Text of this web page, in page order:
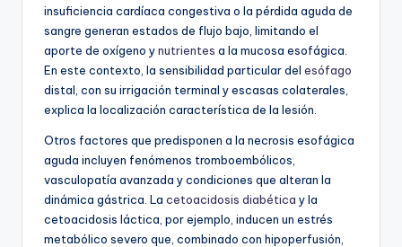
insuficiencia cardíaca congestiva o la pérdida aguda de
sangre generan estados de flujo bajo, limitando el
aporte de oxígeno ynutrientes a la mucosa esofágica.
En este contexto, la sensibilidad particular del esófago
distal, con su irrigación terminal y escasas colaterales,
explica la localización característica de la lesión.
Otros factores que predisponen a la necrosis esofágica
aguda incluyen fenómenos tromboembólicos,
vasculopatía avanzada y condiciones que alteran la
dinámica gástrica. La cetoacidosis diabética y la
cetoacidosis láctica, por ejemplo, inducen un estrés
metabólico severo que, combinado con hipoperfusión,